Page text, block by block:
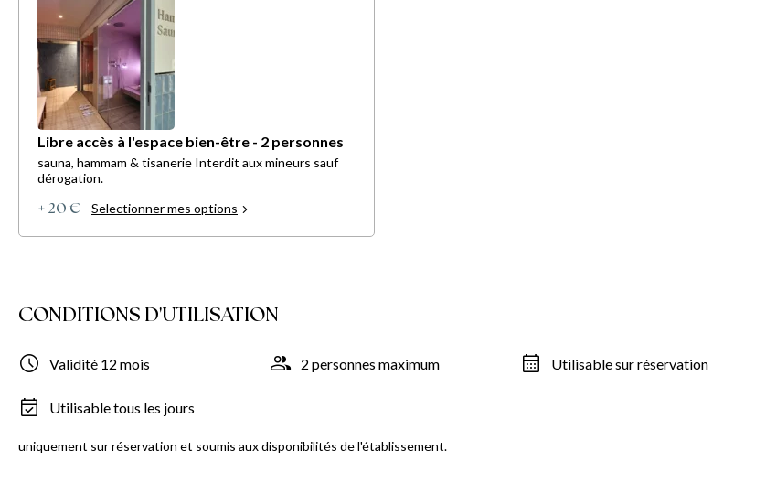
Libre accès à l'espace bien-être - 2 personnes
sauna, hammam & tisanerie Interdit aux mineurs sauf
dérogation.
+ 20 € Selectionner mes options
CONDITIONS D'UTILISATION
Validité 12 mois 2 personnes maximum Utilisable sur réservation
Utilisable tous les jours
uniquement sur réservation et soumis aux disponibilités de l'établissement.